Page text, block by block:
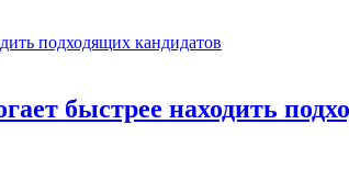
быстрее находить